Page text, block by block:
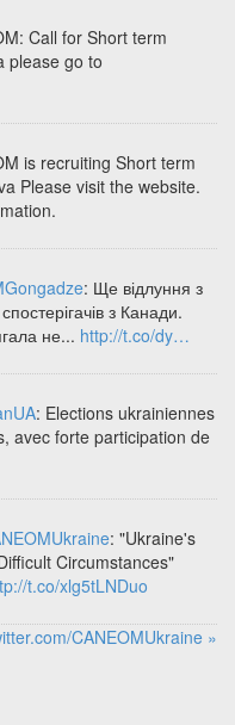
Call for Short term
please go to
is recruiting Short term
Please visit the website.
: Ще відлуння з
з Канади.
не... http://t.co/dy…
: Elections ukrainiennes
avec forte participation de
: "Ukraine's
Circumstances"
t.co/xlg5tLNDuo
CANEOMUkraine »